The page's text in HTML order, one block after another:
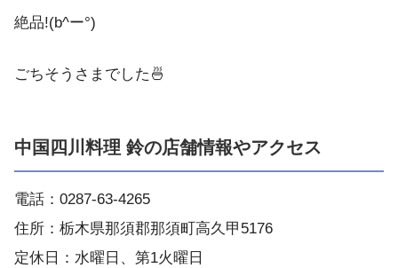
絶品!(b^ー°)
ごちそうさまでした🍜
中国四川料理 鈴の店舗情報やアクセス
電話：0287-63-4265
住所：栃木県那須郡那須町高久甲5176
定休日：水曜日、第1火曜日